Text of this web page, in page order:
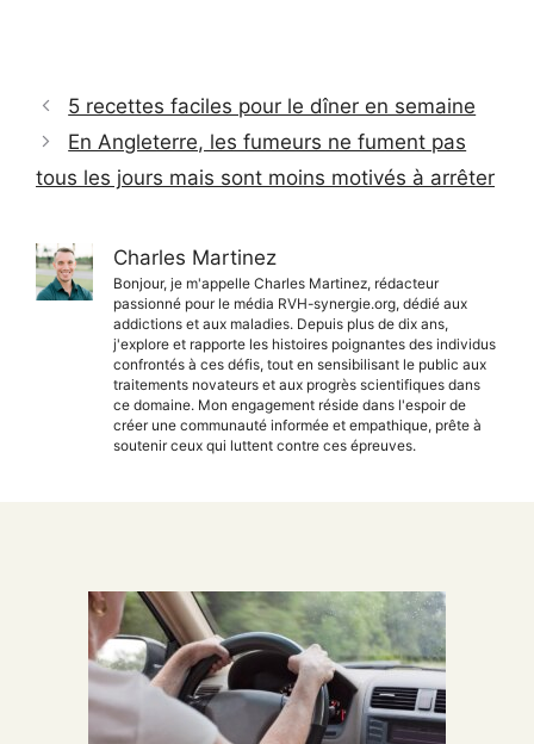
5 recettes faciles pour le dîner en semaine
En Angleterre, les fumeurs ne fument pas
tous les jours mais sont moins motivés à arrêter
Charles Martinez
Bonjour, je m'appelle Charles Martinez, rédacteur
passionné pour le média RVH-synergie.org, dédié aux
addictions et aux maladies. Depuis plus de dix ans,
j'explore et rapporte les histoires poignantes des individus
confrontés à ces défis, tout en sensibilisant le public aux
traitements novateurs et aux progrès scientifiques dans
ce domaine. Mon engagement réside dans l'espoir de
créer une communauté informée et empathique, prête à
soutenir ceux qui luttent contre ces épreuves.